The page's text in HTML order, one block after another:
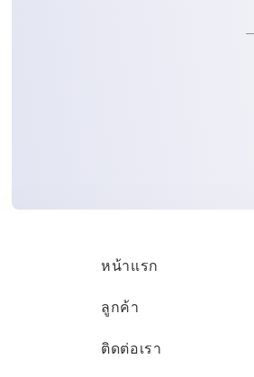
หน้าแรก
ลูกค้า
ติดต่อเรา